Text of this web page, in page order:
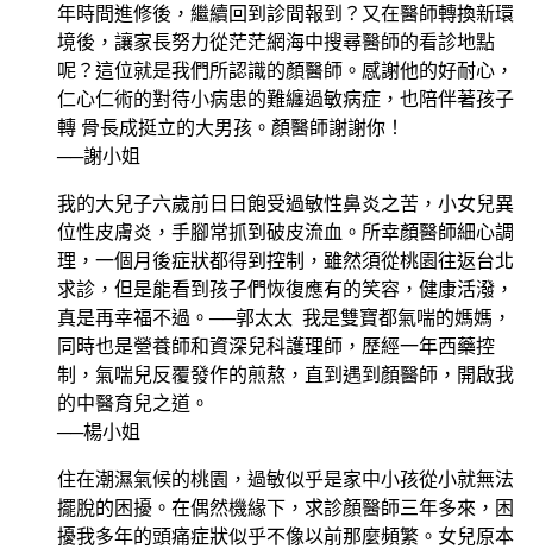
年時間進修後，繼續回到診間報到？又在醫師轉換新環
境後，讓家長努力從茫茫網海中搜尋醫師的看診地點
呢？這位就是我們所認識的顏醫師。感謝他的好耐心，
仁心仁術的對待小病患的難纏過敏病症，也陪伴著孩子
轉 骨長成挺立的大男孩。顏醫師謝謝你！
──謝小姐
我的大兒子六歲前日日飽受過敏性鼻炎之苦，小女兒異
位性皮膚炎，手腳常抓到破皮流血。所幸顏醫師細心調
理，一個月後症狀都得到控制，雖然須從桃園往返台北
求診，但是能看到孩子們恢復應有的笑容，健康活潑，
真是再幸福不過。──郭太太 我是雙寶都氣喘的媽媽，
同時也是營養師和資深兒科護理師，歷經一年西藥控
制，氣喘兒反覆發作的煎熬，直到遇到顏醫師，開啟我
的中醫育兒之道。
──楊小姐
住在潮濕氣候的桃園，過敏似乎是家中小孩從小就無法
擺脫的困擾。在偶然機緣下，求診顏醫師三年多來，困
擾我多年的頭痛症狀似乎不像以前那麼頻繁。女兒原本